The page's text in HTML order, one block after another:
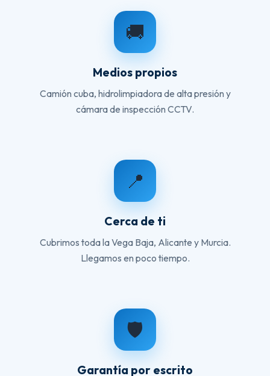
🚚
Medios propios
Camión cuba, hidrolimpiadora de alta presión y
cámara de inspección CCTV.
📍
Cerca de ti
Cubrimos toda la Vega Baja, Alicante y Murcia.
Llegamos en poco tiempo.
🛡️
Garantía por escrito